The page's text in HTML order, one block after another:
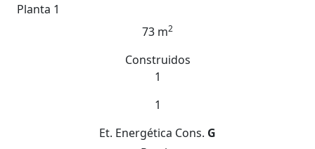
Planta 1
73 m2
Construidos
1
1
Et. Energética Cons. G